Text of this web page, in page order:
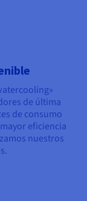
de última
de consumo
eficiencia
nuestros